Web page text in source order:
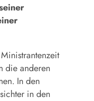
die anderen
In den
in den